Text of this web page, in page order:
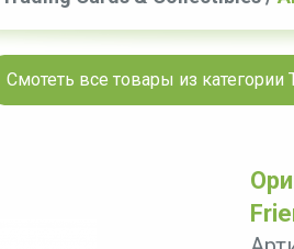
Смотеть все товары из категории